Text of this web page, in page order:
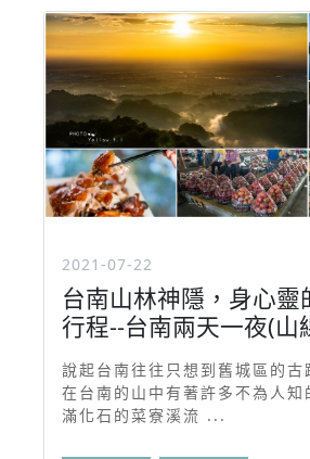
2021-07-22
台南山林神隱，身心靈
行程--台南兩天一夜(山
說起台南往往只想到舊城區的古
在台南的山中有著許多不為人知
滿化石的菜寮溪流 ...